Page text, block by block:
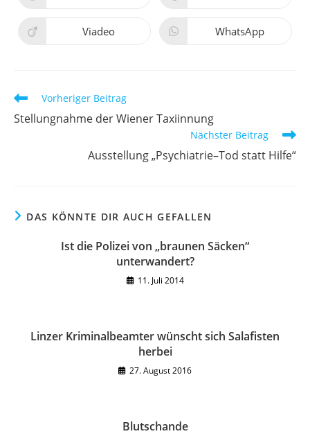
neuen
Fenster
neuen
Fenster
Öffnet
Viadeo Öffnet
WhatsApp
Weitere
Artikel
ansehen
Vorheriger Beitrag
Stellungnahme der Wiener Taxiinnung
Nächster Beitrag
Ausstellung „Psychiatrie–Tod statt Hilfe“
DAS KÖNNTE DIR AUCH GEFALLEN
Ist die Polizei von „braunen Säcken“
unterwandert?
11. Juli 2014
Linzer Kriminalbeamter wünscht sich Salafisten
herbei
27. August 2016
Blutschande